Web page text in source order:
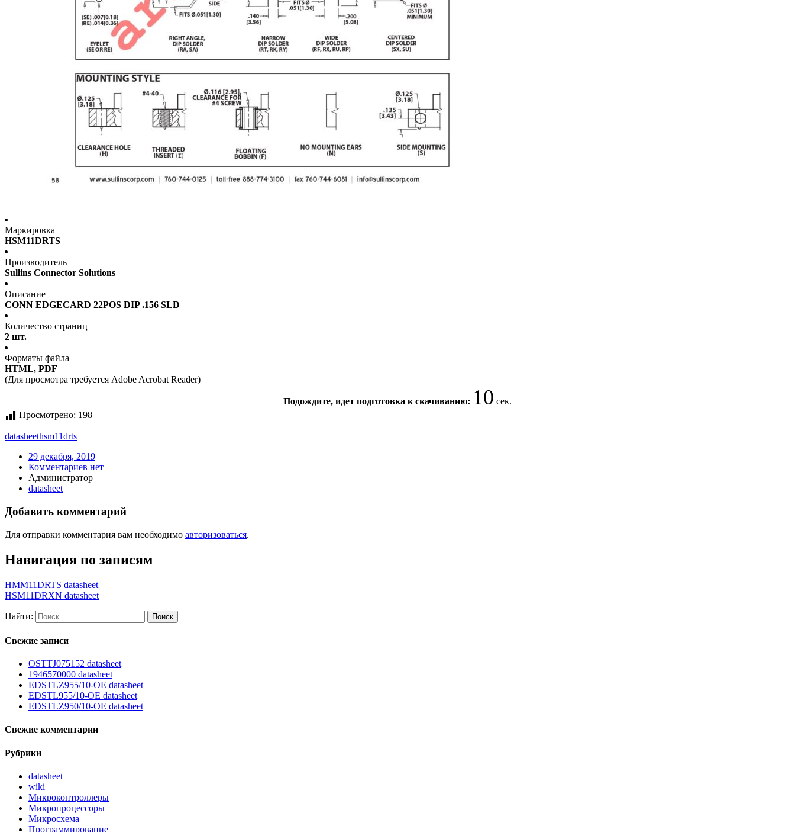
Маркировка
HSM11DRTS
Производитель
Sullins Connector Solutions
Описание
CONN EDGECARD 22POS DIP .156 SLD
Количество страниц
2 шт.
Форматы файла
HTML, PDF
(Для просмотра требуется Adobe Acrobat Reader)
Подождите, идет подготовка к скачиванию: 10 сек.
Просмотрено: 198
datasheethsm11drts
29 декабря, 2019
Комментариев нет
Администратор
datasheet
Добавить комментарий
Для отправки комментария вам необходимо авторизоваться.
Навигация по записям
HMM11DRTS datasheet
HSM11DRXN datasheet
Найти:
Свежие записи
OSTTJ075152 datasheet
1946570000 datasheet
EDSTLZ955/10-OE datasheet
EDSTL955/10-OE datasheet
EDSTLZ950/10-OE datasheet
Свежие комментарии
Рубрики
datasheet
wiki
Микроконтроллеры
Микропроцессоры
Микросхема
Программирование